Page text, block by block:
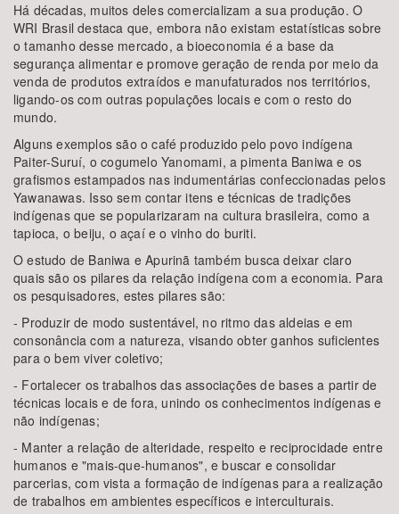
Há décadas, muitos deles comercializam a sua produção. O
WRI Brasil destaca que, embora não existam estatísticas sobre
o tamanho desse mercado, a bioeconomia é a base da
segurança alimentar e promove geração de renda por meio da
venda de produtos extraídos e manufaturados nos territórios,
ligando-os com outras populações locais e com o resto do
mundo.
Alguns exemplos são o café produzido pelo povo indígena
Paiter-Suruí, o cogumelo Yanomami, a pimenta Baniwa e os
grafismos estampados nas indumentárias confeccionadas pelos
Yawanawas. Isso sem contar itens e técnicas de tradições
indígenas que se popularizaram na cultura brasileira, como a
tapioca, o beiju, o açaí e o vinho do buriti.
O estudo de Baniwa e Apurinã também busca deixar claro
quais são os pilares da relação indígena com a economia. Para
os pesquisadores, estes pilares são:
- Produzir de modo sustentável, no ritmo das aldeias e em
consonância com a natureza, visando obter ganhos suficientes
para o bem viver coletivo;
- Fortalecer os trabalhos das associações de bases a partir de
técnicas locais e de fora, unindo os conhecimentos indígenas e
não indígenas;
- Manter a relação de alteridade, respeito e reciprocidade entre
humanos e "mais-que-humanos", e buscar e consolidar
parcerias, com vista a formação de indígenas para a realização
de trabalhos em ambientes específicos e interculturais.